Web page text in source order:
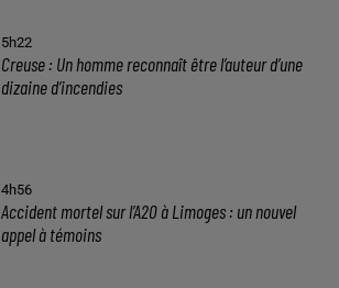
5h22
Creuse : Un homme reconnaît être l’auteur d’une
dizaine d’incendies
4h56
Accident mortel sur l’A20 à Limoges : un nouvel
appel à témoins